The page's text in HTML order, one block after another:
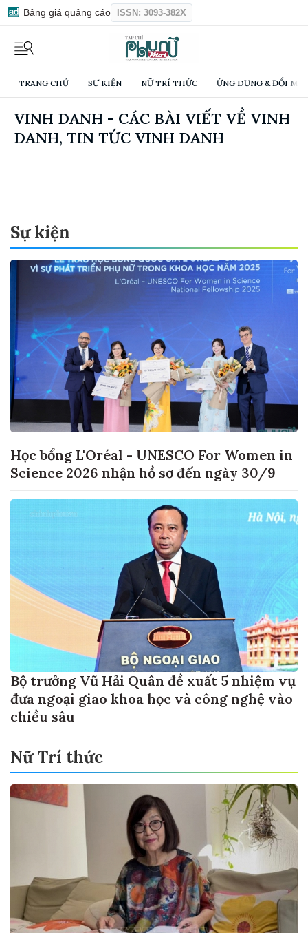
Bảng giá quảng cáo ISSN: 3093-382X
TRANG CHỦ SỰ KIỆN NỮ TRÍ THỨC ỨNG DỤNG & ĐỔI
VINH DANH - CÁC BÀI VIẾT VỀ VINH
DANH, TIN TỨC VINH DANH
Sự kiện
Học bổng L'Oréal - UNESCO For Women in
Science 2026 nhận hồ sơ đến ngày 30/9
Bộ trưởng Vũ Hải Quân đề xuất 5 nhiệm vụ
đưa ngoại giao khoa học và công nghệ vào
chiều sâu
Nữ Trí thức